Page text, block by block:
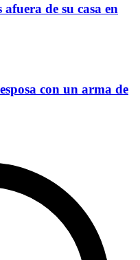
de su casa en
con un arma de